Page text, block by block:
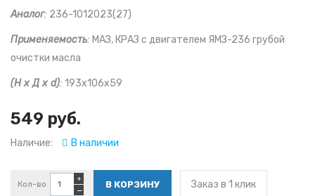
Аналог: 236-1012023(27)
Применяемость: МАЗ, КРАЗ с двигателем ЯМЗ-236 грубой
очистки масла
(Н х Д х d): 193х106х59
549 руб.
Наличие: В наличии
Кол-во
−
+ Заказ в 1 клик